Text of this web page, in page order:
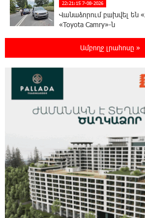
22:21:15 7-08-2026
Վանաձորում բшխվել են
«Toyota Camry»-ն
22:03:58 7-08-2026
օգտագործել Starlink-ը
հարվшծները կառավարելու համար
21:45:44 7-08-2026
Երևանում և մարզերում
21:26:16 7-08-2026
Ստեփանավանում ռուս
ինքնասպան լինել
21:08:37 7-08-2026
ԵԱՏՄ֊ն չի ուզում, որ իր
Ամբողջ լրահոսը »